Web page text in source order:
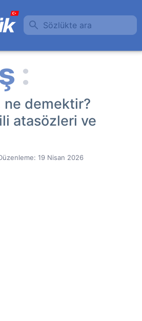
Sözlükte ara
ne demektir?
atasözleri ve
19 Nisan 2026